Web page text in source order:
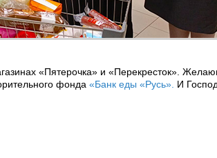
«Пятерочка» и «Перекресток».
фонда «Банк еды «Русь». И